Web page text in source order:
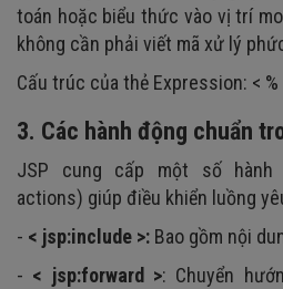
toán hoặc biểu thức vào vị trí
không cần phải viết mã xử lý
Cấu trúc của thẻ Expression: <
3. Các hành động chuẩn
JSP cung cấp một số hành
actions) giúp điều khiển luồng
- < jsp:include >: Bao gồm nội
- < jsp:forward >: Chuyển